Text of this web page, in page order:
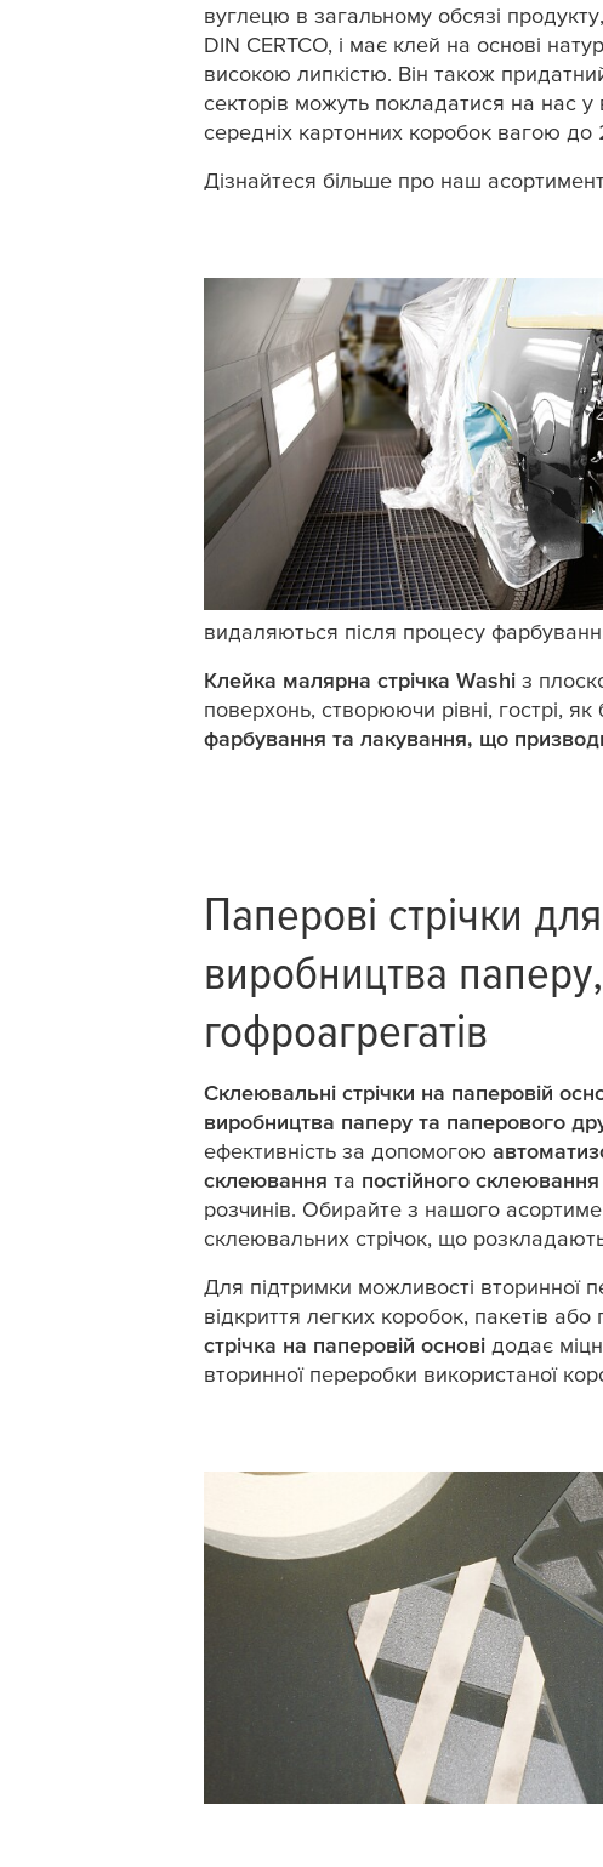
вуглецю в загальному обсязі
DIN CERTCO, і має клей на основі
високою липкістю. Він також
секторів можуть покладатися на нас у
середніх картонних коробок вагою
Дізнайтеся більше про наш асортимент
видаляються після процесу
Клейка малярна стрічка Washi з
поверхонь, створюючи рівні, гострі,
фарбування та лакування, що
Паперові стрічки для
виробництва
гофроагрегатів
Склеювальні стрічки на паперовій
виробництва паперу та паперового
ефективність за допомогою
склеювання та постійного склеювання
розчинів. Обирайте з нашого
склеювальних стрічок, що
Для підтримки можливості вторинної
відкриття легких коробок, пакетів
стрічка на паперовій основі додає
вторинної переробки використаної